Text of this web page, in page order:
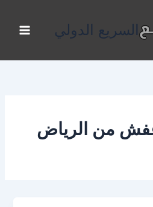
السريع الدولي
من الرياض